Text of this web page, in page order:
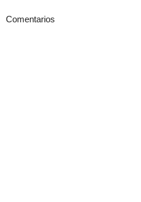
Comentarios